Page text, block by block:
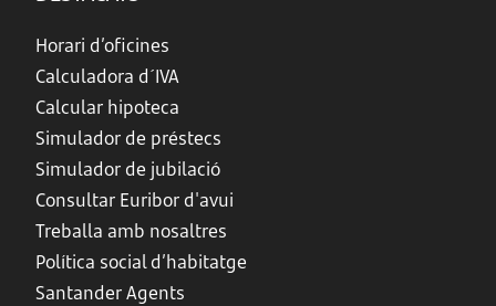
Horari d’oficines
Calculadora d´IVA
Calcular hipoteca
Simulador de préstecs
Simulador de jubilació
Consultar Euribor d'avui
Treballa amb nosaltres
Política social d’habitatge
Santander Agents